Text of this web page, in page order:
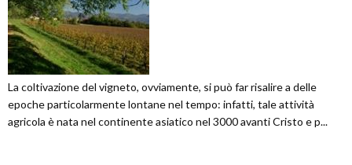
La coltivazione del vigneto, ovviamente, si può far risalire a delle
epoche particolarmente lontane nel tempo: infatti, tale attività
agricola è nata nel continente asiatico nel 3000 avanti Cristo e p...